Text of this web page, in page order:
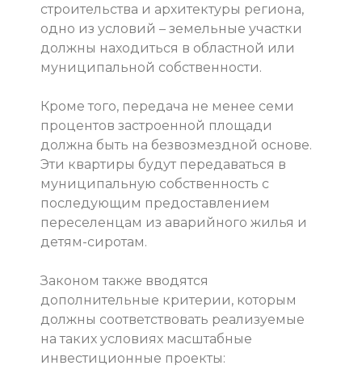
строительства и архитектуры региона,
одно из условий – земельные участки
должны находиться в областной или
муниципальной собственности.
Кроме того, передача не менее семи
процентов застроенной площади
должна быть на безвозмездной основе.
Эти квартиры будут передаваться в
муниципальную собственность с
последующим предоставлением
переселенцам из аварийного жилья и
детям-сиротам.
Законом также вводятся
дополнительные критерии, которым
должны соответствовать реализуемые
на таких условиях масштабные
инвестиционные проекты: